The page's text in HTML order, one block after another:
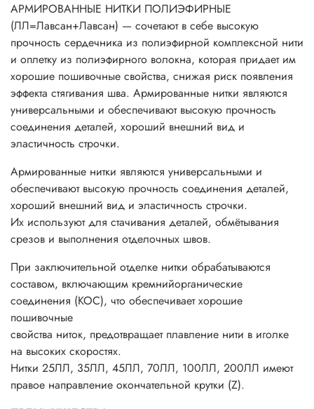
АРМИРОВАННЫЕ НИТКИ ПОЛИЭФИРНЫЕ
(ЛЛ=Лавсан+Лавсан) — сочетают в себе высокую
прочность сердечника из полиэфирной комплексной нити
и оплетку из полиэфирного волокна, которая придает им
хорошие пошивочные свойства, снижая риск появления
эффекта стягивания шва. Армированные нитки являются
универсальными и обеспечивают высокую прочность
соединения деталей, хороший внешний вид и
эластичность строчки.
Армированные нитки являются универсальными и
обеспечивают высокую прочность соединения деталей,
хороший внешний вид и эластичность строчки.
Их используют для стачивания деталей, обмётывания
срезов и выполнения отделочных швов.
При заключительной отделке нитки обрабатываются
составом, включающим кремнийорганические
соединения (КОС), что обеспечивает хорошие
пошивочные
свойства ниток, предотвращает плавление нити в иголке
на высоких скоростях.
Нитки 25ЛЛ, 35ЛЛ, 45ЛЛ, 70ЛЛ, 100ЛЛ, 200ЛЛ имеют
правое направление окончательной крутки (Z).